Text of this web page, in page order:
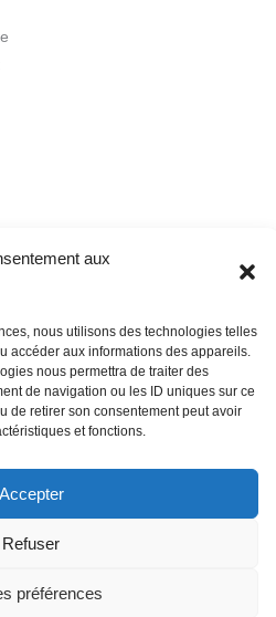
aux
nous utilisons des technologies telles
accéder aux informations des appareils.
nous permettra de traiter des
de navigation ou les ID uniques sur ce
de retirer son consentement peut avoir
et fonctions.
Accepter
Refuser
préférences
Générales de Ventes
Mentions légales